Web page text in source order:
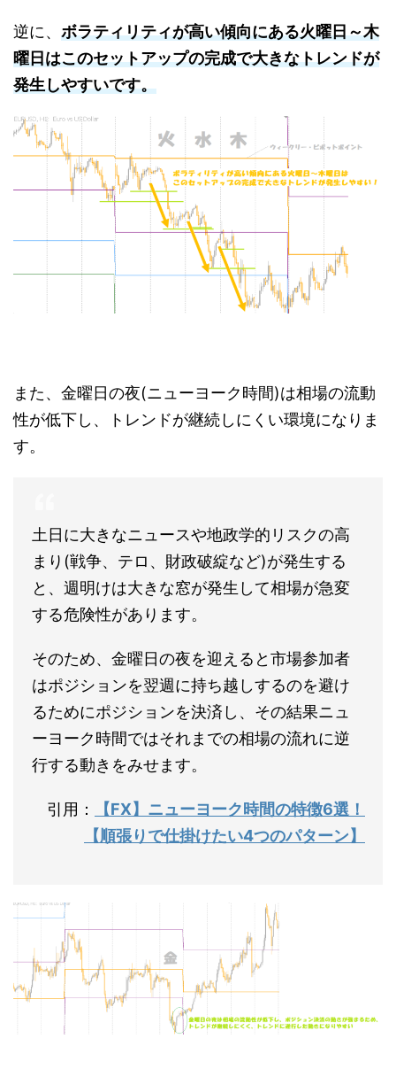
逆に、 ボラティリティが高い傾向にある火曜日～木
曜日はこのセットアップの完成で大きなトレンドが
発生しやすいです。
また、金曜日の夜(ニューヨーク時間)は相場の流動
性が低下し、トレンドが継続しにくい環境になりま
す。
土日に大きなニュースや地政学的リスクの高
まり(戦争、テロ、財政破綻など)が発生する
と、週明けは大きな窓が発生して相場が急変
する危険性があります。
そのため、金曜日の夜を迎えると市場参加者
はポジションを翌週に持ち越しするのを避け
るためにポジションを決済し、その結果ニュ
ーヨーク時間ではそれまでの相場の流れに逆
行する動きをみせます。
引用：
【FX】ニューヨーク時間の特徴6選！
【順張りで仕掛けたい4つのパターン】